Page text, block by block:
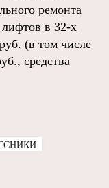
ремонта
в 32-х
(в том числе
средства